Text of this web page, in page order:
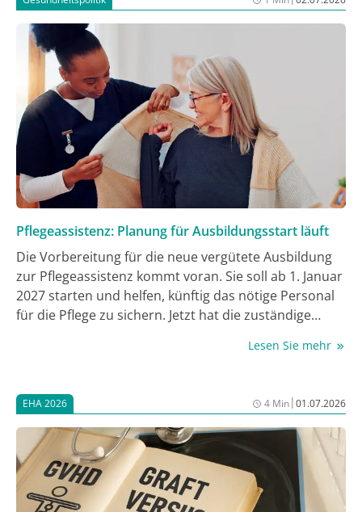
Pflegeassistenz: Planung für Ausbildungsstart läuft
Die Vorbereitung für die neue vergütete Ausbildung
zur Pflegeassistenz kommt voran. Sie soll ab 1. Januar
2027 starten und helfen, künftig das nötige Personal
für die Pflege zu sichern. Jetzt hat die zuständige
dafür vorgelegt, wie das Familienministerium und das
Lesen Sie mehr
EHA 2026 4 Min|01.07.2026